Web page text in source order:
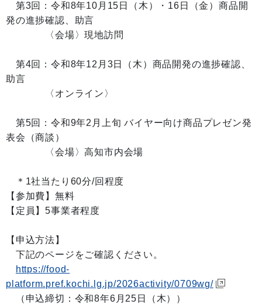
第3回：令和8年10月15日（木）・16日（金）商品開
発の進捗確認、助言
〈会場〉現地訪問
第4回：令和8年12月3日（木）商品開発の進捗確認、
助言
〈オンライン〉
第5回：令和9年2月上旬 バイヤー向け商品プレゼン発
表会（商談）
〈会場〉高知市内会場
＊1社当たり60分/回程度
【参加費】無料
【定員】5事業者程度
【申込方法】
下記のページをご確認ください。
https://food-
platform.pref.kochi.lg.jp/2026activity/0709wg/
（申込締切：令和8年6月25日（木））